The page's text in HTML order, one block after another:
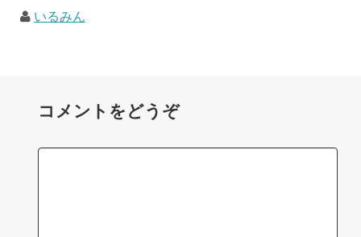
いるみん
コメントをどうぞ